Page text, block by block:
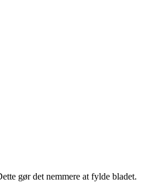
gør det nemmere at fylde bladet.